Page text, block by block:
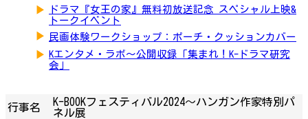
▶
ドラマ『女王の家』無料初放送記念 スペシャル上映&
トークイベント
▶ 民画体験ワークショップ：ポーチ・クッションカバー
▶ Kエンタメ・ラボ～公開収録「集まれ！K-ドラマ研究
会」
行事名
K-BOOKフェスティバル2024～ハンガン作家特別パ
ネル展